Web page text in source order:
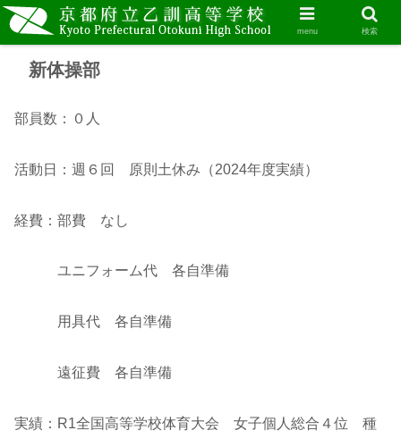
新体操部
部員数：０人
活動日：週６回 原則土休み（2024年度実績）
経費：部費 なし
ユニフォーム代 各自準備
用具代 各自準備
遠征費 各自準備
実績：R1全国高等学校体育大会 女子個人総合４位 種
menu 検索